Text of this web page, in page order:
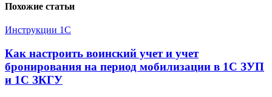
Похожие статьи
Инструкции 1С
Как настроить воинский учет и учет
бронирования на период мобилизации в 1С ЗУП
и 1С ЗКГУ